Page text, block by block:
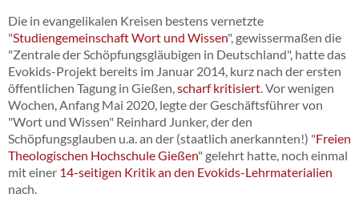
Die in evangelikalen Kreisen bestens vernetzte
"Studiengemeinschaft Wort und Wissen", gewissermaßen die
"Zentrale der Schöpfungsgläubigen in Deutschland", hatte das
Evokids-Projekt bereits im Januar 2014, kurz nach der ersten
öffentlichen Tagung in Gießen,scharf kritisiert. Vor wenigen
Wochen, Anfang Mai 2020, legte der Geschäftsführer von
"Wort und Wissen" Reinhard Junker, der den
Schöpfungsglauben u.a. an der (staatlich anerkannten!) "Freien
Theologischen Hochschule Gießen" gelehrt hatte, noch einmal
mit einer 14-seitigen Kritik an den Evokids-Lehrmaterialien
nach.